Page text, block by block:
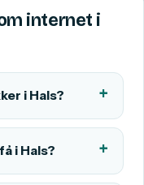
internet i
i Hals?
i Hals?